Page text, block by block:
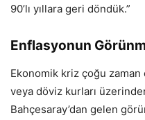
90’lı yıllara geri döndük.”
Enflasyonun
Ekonomik kriz çoğu zaman
veya döviz kurları
Bahçesaray’dan gelen